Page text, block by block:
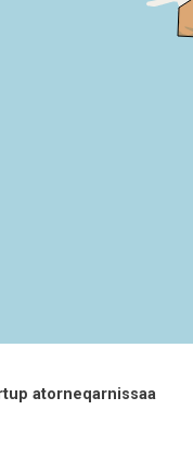
atorneqarnissaa